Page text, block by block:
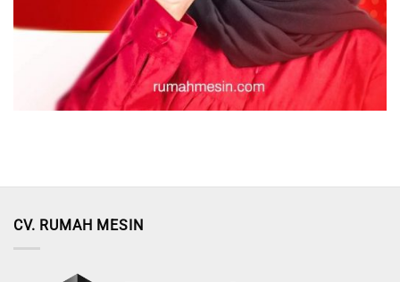
CV. RUMAH MESIN